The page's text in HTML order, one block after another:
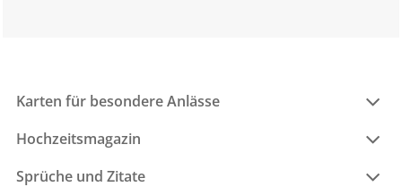
Karten für besondere Anlässe
Hochzeitsmagazin
Sprüche und Zitate